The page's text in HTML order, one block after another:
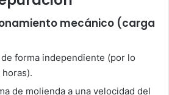
mecánico (carga
forma independiente (por lo
de molienda a una velocidad del